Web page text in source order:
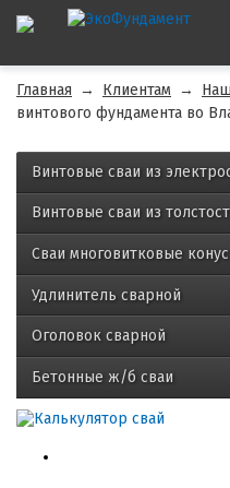
Главная → Клиентам →
винтового фундамента во
Винтовые сваи из
Винтовые сваи из
Сваи многовитковые
Удлинитель сварной
Оголовок сварной
Бетонные ж/б сваи